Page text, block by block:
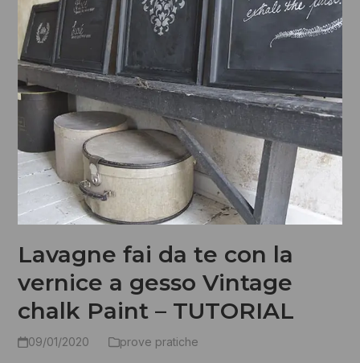
Lavagne fai da te con la
vernice a gesso Vintage
chalk Paint – TUTORIAL
09/01/2020 prove pratiche